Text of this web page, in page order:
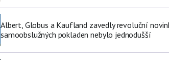
Albert, Globus a Kaufland zavedly revoluční
samoobslužných pokladen nebylo jednodušší